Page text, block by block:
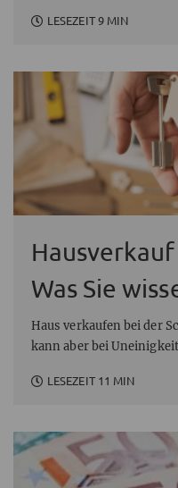
LESEZEIT 9 MIN
Was Sie
Haus verkaufen bei der
kann aber bei
LESEZEIT 11 MIN